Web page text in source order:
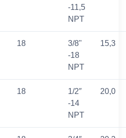
-11,5
NPT
18
3/8"
-18
NPT
15,3
18
1/2″
-14
NPT
20,0